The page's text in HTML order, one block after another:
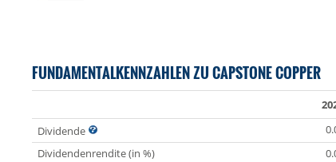
FUNDAMENTALKENNZAHLEN ZU CAPSTONE COPPER
Dividende
Dividendenrendite (in %)